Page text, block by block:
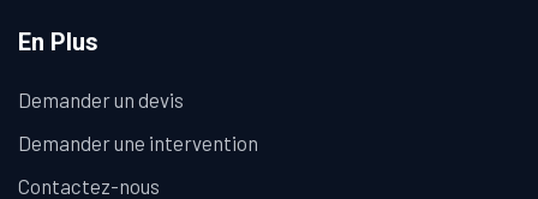
En Plus
Demander un devis
Demander une intervention
Contactez-nous